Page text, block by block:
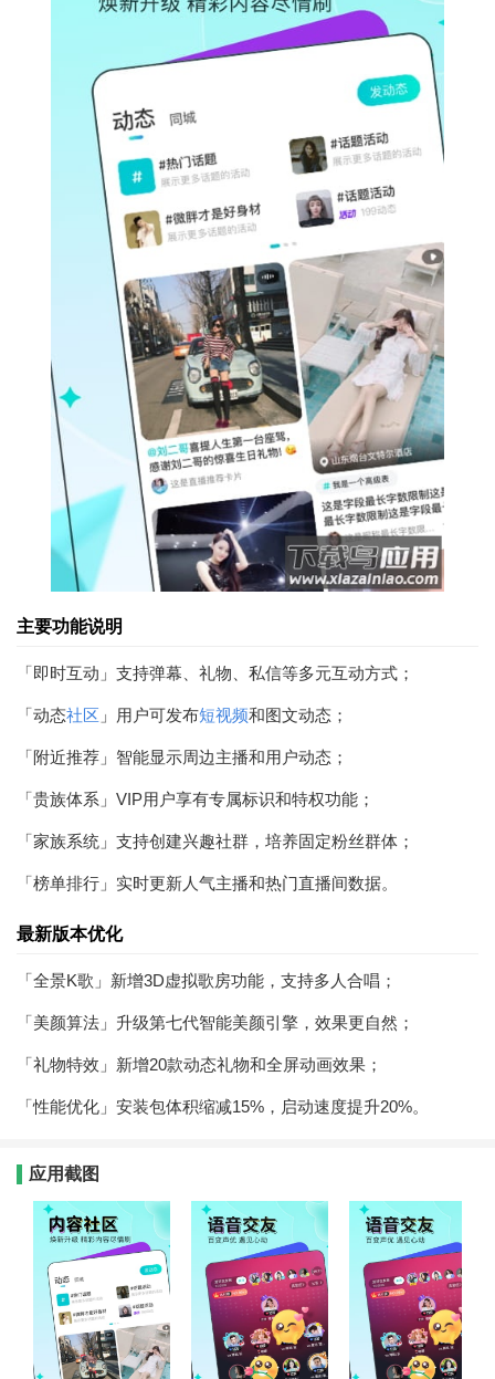
主要功能说明
「即时互动」支持弹幕、礼物、私信等多元互动方式；
「动态社区 」用户可发布短视频和图文动态；
「附近推荐」智能显示周边主播和用户动态；
「贵族体系」VIP用户享有专属标识和特权功能；
「家族系统」支持创建兴趣社群，培养固定粉丝群体；
「榜单排行」实时更新人气主播和热门直播间数据。
最新版本优化
「全景K歌」新增3D虚拟歌房功能，支持多人合唱；
「美颜算法」升级第七代智能美颜引擎，效果更自然；
「礼物特效」新增20款动态礼物和全屏动画效果；
「性能优化」安装包体积缩减15%，启动速度提升20%。
应用截图